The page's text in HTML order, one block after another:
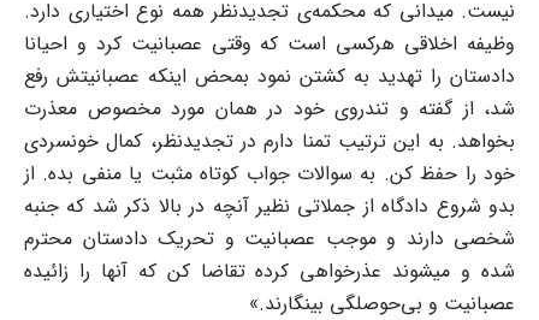
نیست. میدانی که محکمه‌ی تجدیدنظر همه نوع اختیاری دارد.
وظیفه اخلاقی هرکسی است که وقتی عصبانیت کرد و احیانا
دادستان را تهدید به کشتن نمود بمحض اینکه عصبانیتش رفع
شد، از گفته و تندروی خود در همان مورد مخصوص معذرت
بخواهد. به این ترتیب تمنا دارم در تجدیدنظر، کمال خونسردی
خود را حفظ کن. به سوالات جواب کوتاه مثبت یا منفی بده. از
بدو شروع دادگاه از جملاتی نظیر آنچه در بالا ذکر شد که جنبه
شخصی دارند و موجب عصبانیت و تحریک دادستان محترم
شده و میشوند عذرخواهی کرده تقاضا کن که آنها را زائیده
عصبانیت و بی‌حوصلگی بینگارند.»